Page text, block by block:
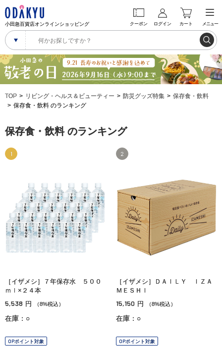
小田急百貨店オンラインショッピング クーポン ログイン カート メニュー
TOP リビング・ヘルス＆ビューティー 防災グッズ特集
保存食・飲料
保存食・飲料 のランキング
保存食・飲料 のランキング
1
［イザメシ］７年保存水 ５００
ｍｌ×２４本
5,538 円 （8%税込）
在庫：○
OPポイント対象
2
［イザメシ］ＤＡＩＬＹ ＩＺＡ
ＭＥＳＨＩ
15,150 円 （8%税込）
在庫：○
OPポイント対象